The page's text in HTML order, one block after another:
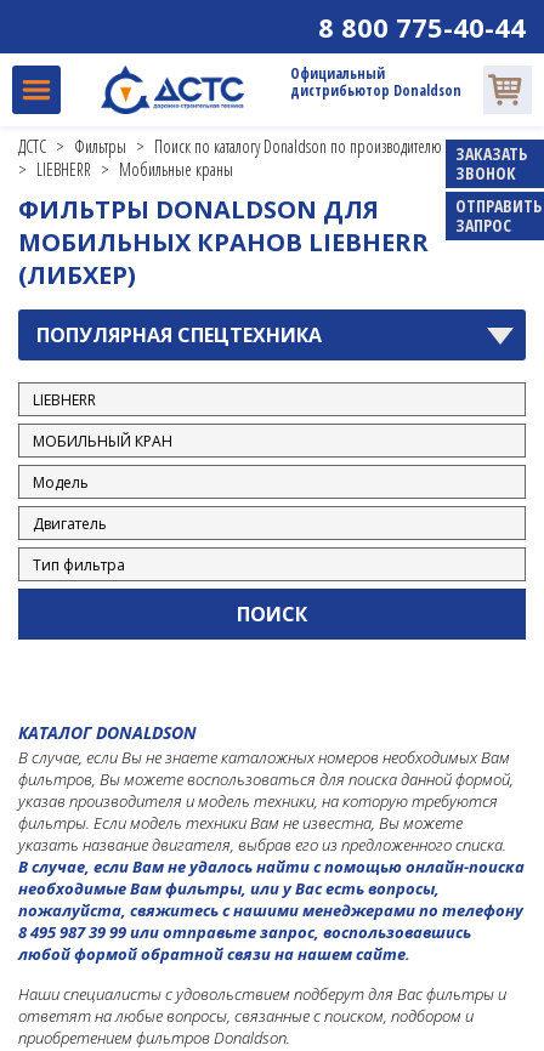
8 800 775-40-44
Официальный
дистрибьютор Donaldson
ЗАКАЗАТЬ
ЗВОНОК
ОТПРАВИТЬ
ЗАПРОС
ДСТС > Фильтры > Поиск по каталогу Donaldson по производителю и модели
> LIEBHERR > Мобильные краны
ФИЛЬТРЫ DONALDSON ДЛЯ
МОБИЛЬНЫХ КРАНОВ LIEBHERR
(ЛИБХЕР)
ПОПУЛЯРНАЯ СПЕЦТЕХНИКА
HYUNDAI
INGERSOLL RAND
JCB
JOHN DEERE
KATO
KOBELCO
KOMATSU
KUBOTA
LIEBHERR
Бульдозеры гусеничные
Колесные погрузчики
Краны
Мобильные краны
Погрузчики
Экскаваторы гусеничные
Экскаваторы колесные
LIUGONG
MANITOU
MTU
NEW HOLLAND
NISSAN
PERKINS
SAKAI
SENNEBOGEN
SHANTUI
TADANO
КАТАЛОГ DONALDSON
В случае, если Вы не знаете каталожных номеров необходимых Вам
фильтров, Вы можете воспользоваться для поиска данной формой,
указав производителя и модель техники, на которую требуются
фильтры. Если модель техники Вам не известна, Вы можете
указать название двигателя, выбрав его из предложенного списка.
В случае, если Вам не удалось найти с помощью онлайн-поиска
необходимые Вам фильтры, или у Вас есть вопросы,
пожалуйста, свяжитесь с нашими менеджерами по телефону
8 495 987 39 99 или отправьте запрос, воспользовавшись
любой формой обратной связи на нашем сайте.
Наши специалисты с удовольствием подберут для Вас фильтры и
ответят на любые вопросы, связанные с поиском, подбором и
приобретением фильтров Donaldson.